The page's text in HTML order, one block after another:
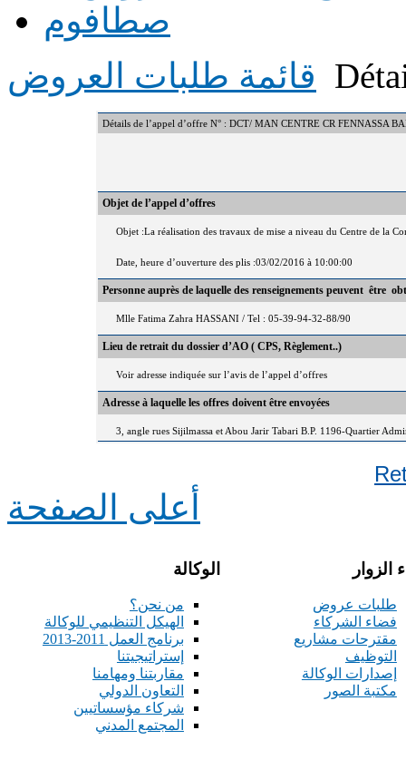
صطافوم
قائمة طلبات العروض
Détails de l’appel d’offre N° : DCT/ MAN CENTRE CR FENNASSA
Objet de l’appel d’offres
Objet :La réalisation des travaux de mise a niveau du Centre de la
Date, heure d’ouverture des plis :03/02/2016 à 10:00:00
Personne auprès de laquelle des renseignements peuvent être
Mlle Fatima Zahra HASSANI / Tel : 05-39-94-32-88/90
Lieu de retrait du dossier d’AO ( CPS, Règlement..)
Voir adresse indiquée sur l’avis de l’appel d’offres
Adresse à laquelle les offres doivent être envoyées
3, angle rues Sijilmassa et Abou Jarir Tabari B.P. 1196-Quartier
أعلى الصفحة
الوكالة
من نحن؟
الهيكل التنظيمي للوكالة
برنامج العمل 2011-2013
إستراتيجيتنا
مقاربتنا ومهامنا
التعاون الدولي
شركاء مؤسساتيين
المجتمع المدني
الزوار
طلبات عروض
فضاء الشركاء
مقترحات مشاريع
التوظيف
إصدارات الوكالة
مكتبة الصور